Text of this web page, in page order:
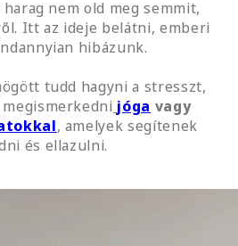
nem old meg semmit,
Itt az ideje belátni, emberi
hibázunk.
tudd hagyni a stresszt,
jóga vagy
, amelyek segítenek
és ellazulni.